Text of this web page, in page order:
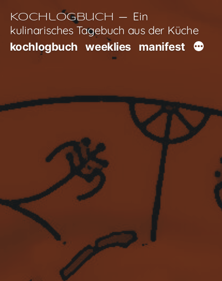
Inhalt
springen
Kochlogbuch
Ein
kulinarisches Tagebuch aus der Küche
kochlogbuch weeklies manifest